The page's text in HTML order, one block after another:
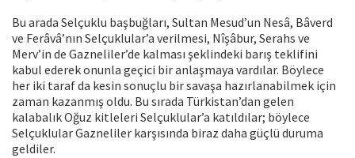
Bu arada Selçuklu başbuğları, Sultan Mesud’un Nesâ, Bâverd
ve Ferâvâ’nın Selçuklular’a verilmesi, Nîşâbur, Serahs ve
Merv’in de Gazneliler’de kalması şeklindeki barış teklifini
kabul ederek onunla geçici bir anlaşmaya vardılar. Böylece
her iki taraf da kesin sonuçlu bir savaşa hazırlanabilmek için
zaman kazanmış oldu. Bu sırada Türkistan’dan gelen
kalabalık Oğuz kitleleri Selçuklular’a katıldılar; böylece
Selçuklular Gazneliler karşısında biraz daha güçlü duruma
geldiler.